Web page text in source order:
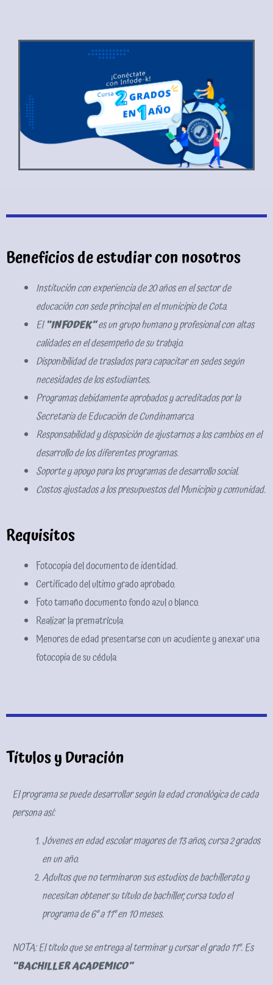
Beneficios de estudiar con nosotros
Institución con experiencia de 20 años en el sector de
educación con sede principal en el municipio de Cota.
El“INFODEK”es un grupo humano y profesional con altas
calidades en el desempeño de su trabajo.
Disponibilidad de traslados para capacitar en sedes según
necesidades de los estudiantes.
Programas debidamente aprobados y acreditados por la
Secretaria de Educación de Cundinamarca.
Responsabilidad y disposición de ajustarnos a los cambios en el
desarrollo de los diferentes programas.
Soporte y apoyo para los programas de desarrollo social.
Costos ajustados a los presupuestos del Municipio y comunidad.
Requisitos
Fotocopia del documento de identidad.
Certificado del ultimo grado aprobado.
Foto tamaño documento fondo azul o blanco.
Realizar la prematrícula.
Menores de edad presentarse con un acudiente y anexar una
fotocopia de su cédula.
Títulos y Duración
El programa se puede desarrollar según la edad cronológica de cada
persona así:
Jóvenes en edad escolar mayores de 13 años, cursa 2 grados
en un año.
Adultos que no terminaron sus estudios de bachillerato y
necesitan obtener su título de bachiller, cursa todo el
programa de 6º a 11º en 10 meses.
NOTA: El título que se entrega al terminar y cursar el grado 11º. Es
“BACHILLER ACADEMICO”